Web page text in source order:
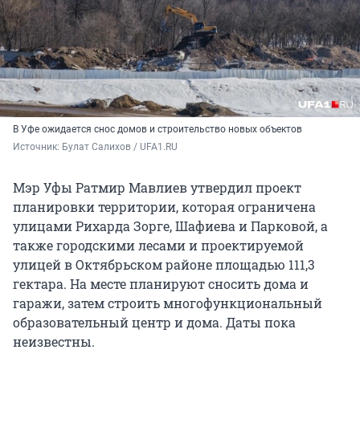
В Уфе ожидается снос домов и строительство новых объектов
Источник: Булат Салихов / UFA1.RU
Мэр Уфы Ратмир Мавлиев утвердил проект
планировки территории, которая ограничена
улицами Рихарда Зорге, Шафиева и Парковой, а
также городскими лесами и проектируемой
улицей в Октябрьском районе площадью 111,3
гектара. На месте планируют сносить дома и
гаражи, затем строить многофункциональный
образовательный центр и дома. Даты пока
неизвестны.